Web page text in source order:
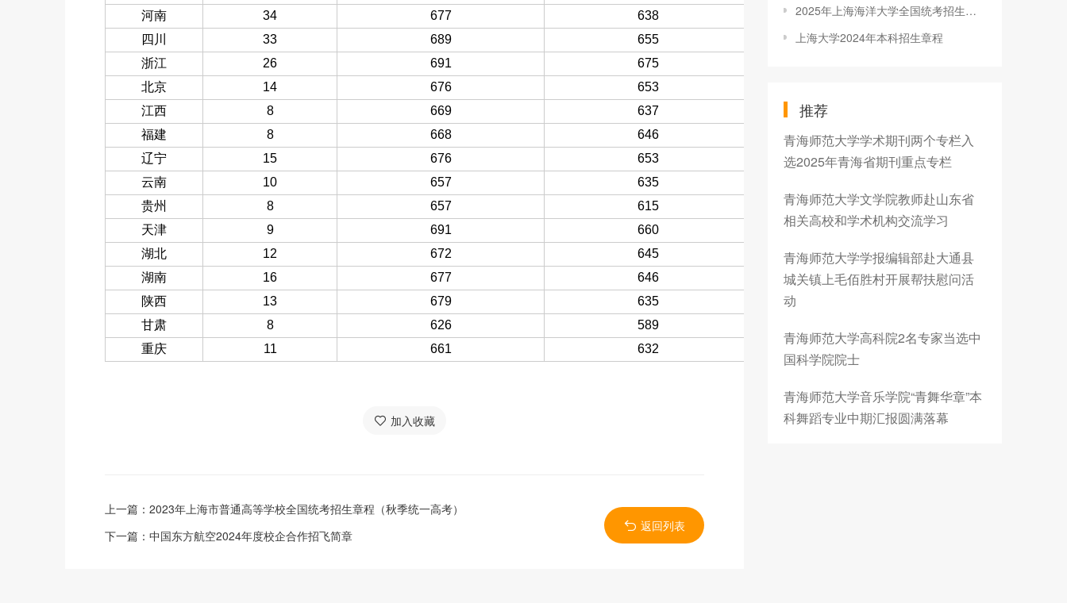
河南
34 677
638
四川
33 689
655
浙江
26 691
675
北京
14 676
653
江西
8 669
637
福建
8 668
646
辽宁
15 676
653
云南
10 657
635
贵州
8 657
615
天津
9 691
660
湖北
12 672
645
湖南
16 677
646
陕西
13 679
635
甘肃
8 626
589
重庆
11 661 632
加入收藏
上一篇： 2023年上海市普通高等学校全国统考招生章程（秋季统一高考）
下一篇： 中国东方航空2024年度校企合作招飞简章
返回列表
2025年上海海洋大学全国统考招生章程
上海大学2024年本科招生章程
推荐
青海师范大学学术期刊两个专栏入
选2025年青海省期刊重点专栏
青海师范大学文学院教师赴山东省
相关高校和学术机构交流学习
青海师范大学学报编辑部赴大通县
城关镇上毛佰胜村开展帮扶慰问活
动
青海师范大学高科院2名专家当选中
国科学院院士
青海师范大学音乐学院“青舞华章”本
科舞蹈专业中期汇报圆满落幕